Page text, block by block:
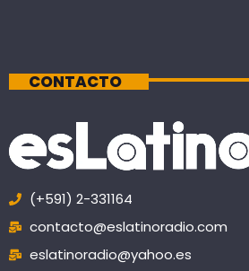
CONTACTO
(+591) 2-331164
contacto@eslatinoradio.com
eslatinoradio@yahoo.es